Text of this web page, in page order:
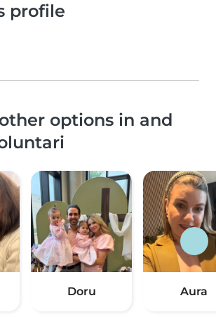
profile
options in and
Doru Aura